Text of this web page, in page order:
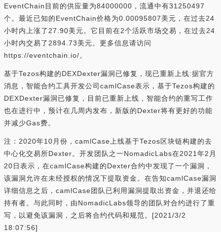
EventChain目前的供应量为84000000，流通中有31250497
个。最近已知的EventChain价格为0.00095807美元，在过去24
小时内上涨了27.90美元。它目前在2个活跃市场交易，在过去24
小时内交易了2894.73美元。更多信息请访问
https://eventchain.io/。
基于Tezos构建的DEXDexter漏洞已修复，现已重新上线:据官方
消息，智能合约工具开发公司camlCase表示，基于Tezos构建的
DEXDexter漏洞已修复，目前已重新上线，智能合约的重写工作
也在进行中，预计在几周内发布，新版的Dexter将有更好的功能
并减少Gas费。
注：2020年10月份，camlCase上线基于Tezos区块链构建的去
中心化交易所Dexter。开发团队之一NomadicLabs在2021年2月
20日表示，在camlCase构建的Dexter合约中发现了一个漏洞，
该漏洞允许在未经授权的情况下提取资金。在告知camlCase漏洞
详细信息之后，camlCase团队已利用漏洞提取出资金，并退还给
持有者。与此同时，由NomadicLabs领导的团队对合约进行了重
写，以避免该漏洞，之后将合约代码和规范。[2021/3/2
18:07:56]